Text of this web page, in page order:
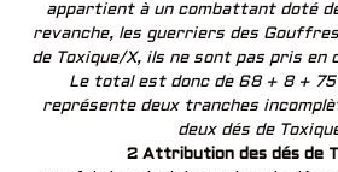
appartient à un combattant doté
revanche, les guerriers des
de Toxique/X, ils ne sont pas pris en
Le total est donc de 68 + 8 + 75
représente deux tranches
deux dés de
2 Attribution des dés de